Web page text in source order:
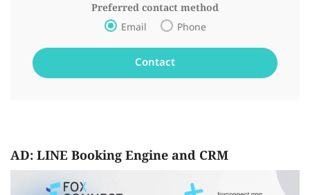
Preferred contact method
Email Phone
AD: LINE Booking Engine and CRM